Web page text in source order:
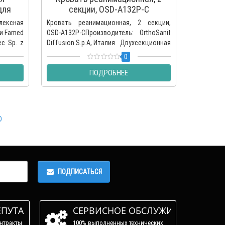
LE-
Famed
Sp. z
секции, OSD-A132P-C
Кровать реанимационная, 2 секции,
OSD-A132P-CПроизводитель: OrthoSanit
Diffusion S.p.A, Италия Двухсекционная
реанимацион..
0
ПОДРОБНЕЕ
ПОДПИСАТЬСЯ
СЕРВИСНОЕ ОБСЛУЖИВАНИЕ
100% выполненных технических